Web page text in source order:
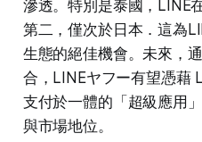
滲透。特別是泰國，LINE
第二，僅次於日本．這為
生態的絕佳機會。未來，
合，LINEヤフー有望憑藉
支付於一體的「超級應用
與市場地位。